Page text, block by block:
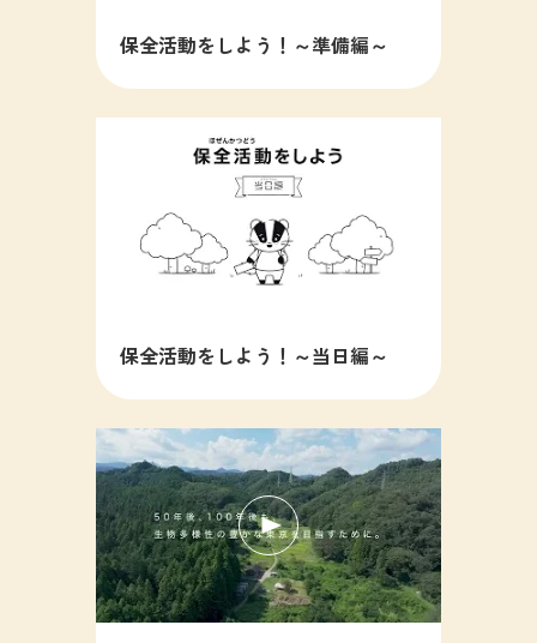
保全活動をしよう！～準備編～
保全活動をしよう！～当日編～